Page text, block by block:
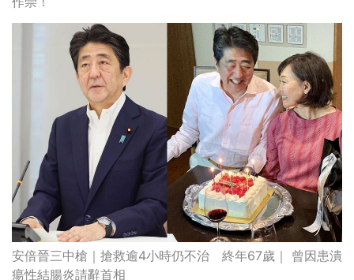
安倍晉三中槍｜搶救逾4小時仍不治 終年67歲｜ 曾因患潰
瘍性結腸炎請辭首相